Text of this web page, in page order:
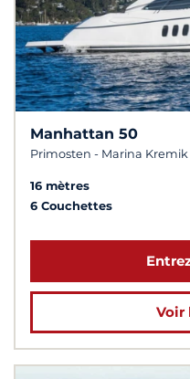
Manhattan 50
Primosten - Marina Kremik
16 mètres
6 Couchettes
Voir